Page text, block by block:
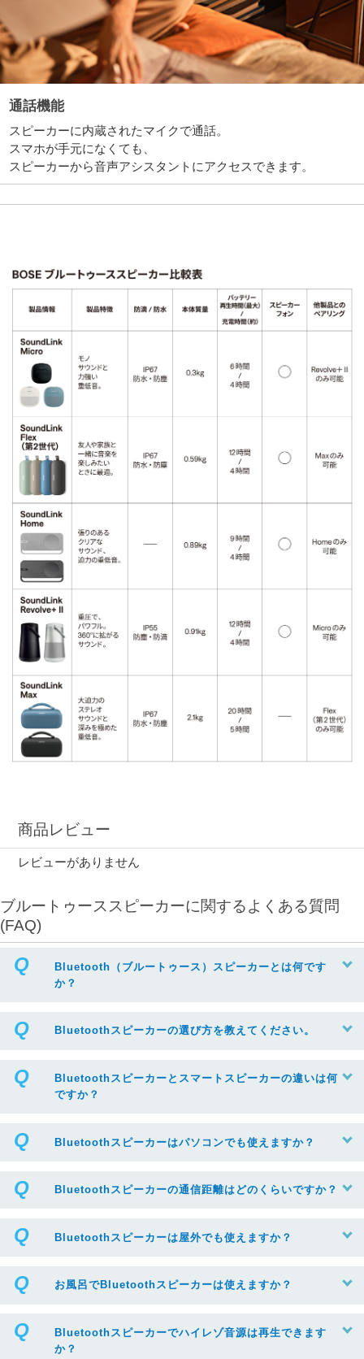
通話機能
スピーカーに内蔵されたマイクで通話。
スマホが手元になくても、
スピーカーから音声アシスタントにアクセスできます。
商品レビュー
レビューがありません
ブルートゥーススピーカーに関するよくある質問
(FAQ)
Bluetooth（ブルートゥース）スピーカーとは何です
か？
Bluetoothスピーカーの選び方を教えてください。
Bluetoothスピーカーとスマートスピーカーの違いは何
ですか？
Bluetoothスピーカーはパソコンでも使えますか？
Bluetoothスピーカーの通信距離はどのくらいですか？
Bluetoothスピーカーは屋外でも使えますか？
お風呂でBluetoothスピーカーは使えますか？
Bluetoothスピーカーでハイレゾ音源は再生できます
か？